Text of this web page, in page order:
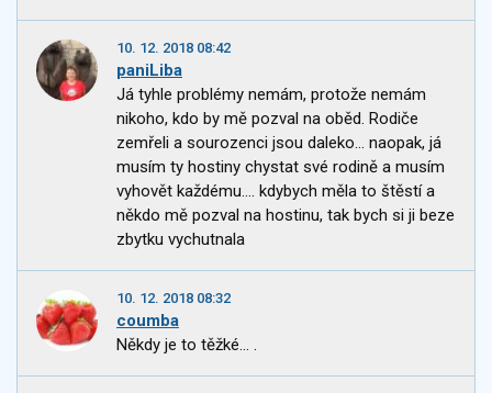
10. 12. 2018 08:42
paniLiba
Já tyhle problémy nemám, protože nemám
nikoho, kdo by mě pozval na oběd. Rodiče
zemřeli a sourozenci jsou daleko... naopak, já
musím ty hostiny chystat své rodině a musím
vyhovět každému.... kdybych měla to štěstí a
někdo mě pozval na hostinu, tak bych si ji beze
zbytku vychutnala
10. 12. 2018 08:32
coumba
Někdy je to těžké... .